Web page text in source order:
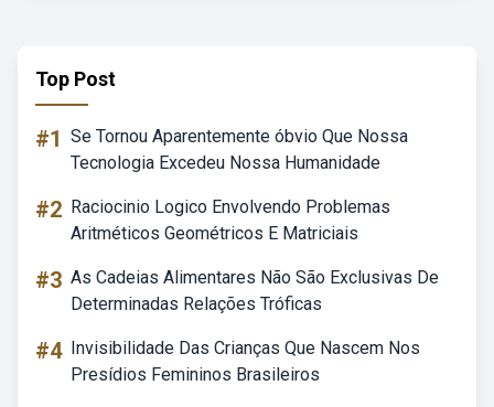
Top Post
#1 Se Tornou Aparentemente óbvio Que Nossa
Tecnologia Excedeu Nossa Humanidade
#2 Raciocinio Logico Envolvendo Problemas
Aritméticos Geométricos E Matriciais
#3 As Cadeias Alimentares Não São Exclusivas De
Determinadas Relações Tróficas
#4 Invisibilidade Das Crianças Que Nascem Nos
Presídios Femininos Brasileiros